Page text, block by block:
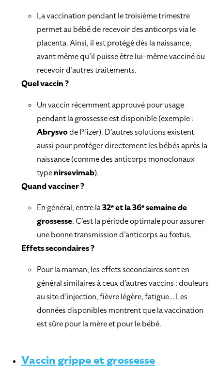
La vaccination pendant le troisième trimestre
permet au bébé de recevoir des anticorps via le
placenta. Ainsi, il est protégé dès la naissance,
avant même qu’il puisse être lui-même vacciné ou
recevoir d’autres traitements.
Quel vaccin ?
Un vaccin récemment approuvé pour usage
pendant la grossesse est disponible (exemple :
Abrysvode Pfizer). D’autres solutions existent
aussi pour protéger directement les bébés après la
naissance (comme des anticorps monoclonaux
typenirsevimab).
Quand vacciner ?
En général, entre la32ᵉ et la 36ᵉ semaine de
grossesse. C’est la période optimale pour assurer
une bonne transmission d’anticorps au fœtus.
Effets secondaires ?
Pour la maman, les effets secondaires sont en
général similaires à ceux d’autres vaccins : douleurs
au site d’injection, fièvre légère, fatigue… Les
données disponibles montrent que la vaccination
est sûre pour la mère et pour le bébé.
Vaccin grippe et grossesse